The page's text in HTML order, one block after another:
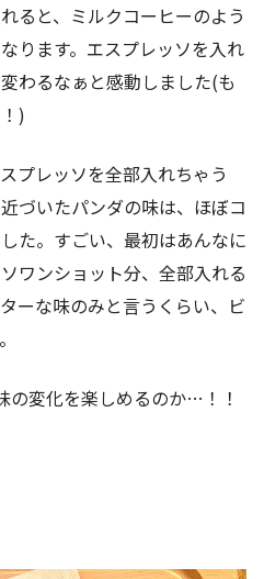
ると、ミルクコーヒーのよう
ります。エスプレッソを入れ
わるなぁと感動しました(も
)
プレッソを全部入れちゃう
づいたパンダの味は、ほぼコ
た。すごい、最初はあんなに
ワンショット分、全部入れる
ーな味のみと言うくらい、ビ
の変化を楽しめるのか…！！